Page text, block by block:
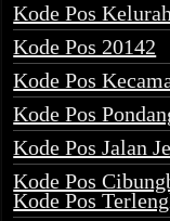
Kode Pos
Kode Pos 20142
Kode Pos
Kode Pos
Kode Pos Jalan
Kode Pos
Kode Pos